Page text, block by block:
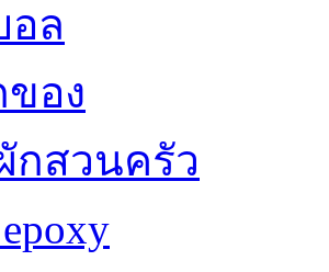
อล
ของ
กสวนครัว